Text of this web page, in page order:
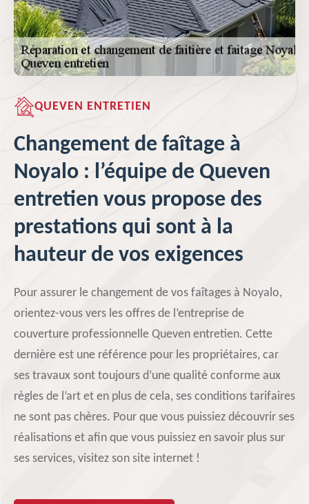
QUEVEN ENTRETIEN
Changement de faîtage à
Noyalo : l’équipe de Queven
entretien vous propose des
prestations qui sont à la
hauteur de vos exigences
Pour assurer le changement de vos faîtages à Noyalo,
orientez-vous vers les offres de l’entreprise de
couverture professionnelle Queven entretien. Cette
dernière est une référence pour les propriétaires, car
ses travaux sont toujours d’une qualité conforme aux
règles de l’art et en plus de cela, ses conditions tarifaires
ne sont pas chères. Pour que vous puissiez découvrir ses
réalisations et afin que vous puissiez en savoir plus sur
ses services, visitez son site internet !